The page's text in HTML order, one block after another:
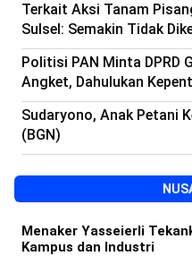
Terkait Aksi Tanam
Sulsel: Semakin Tidak
Politisi PAN Minta DPRD
Angket, Dahulukan
Sudaryono, Anak Petani
(BGN)
Menaker Yasseierli
Kampus dan Industri